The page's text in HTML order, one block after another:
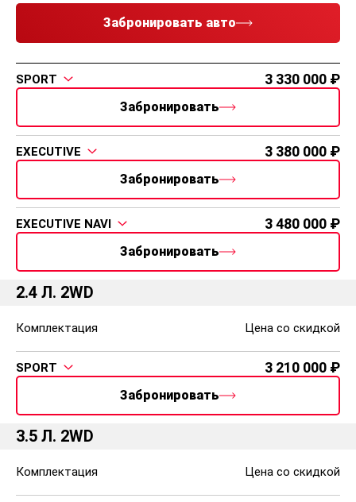
Забронировать авто
SPORT 3 330 000
Забронировать
EXECUTIVE 3 380 000
Забронировать
EXECUTIVE NAVI 3 480 000
Забронировать
2.4 Л. 2WD
Комплектация Цена со скидкой
SPORT 3 210 000
Забронировать
3.5 Л. 2WD
Комплектация Цена со скидкой